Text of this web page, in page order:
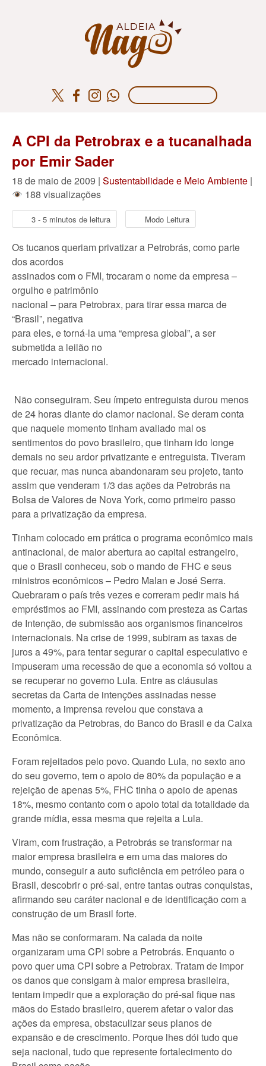
A CPI da Petrobrax e a tucanalhada
por Emir Sader
18 de maio de 2009 | Sustentabilidade e Meio Ambiente |
188 visualizações
3 - 5 minutos de leitura Modo Leitura
Os tucanos queriam privatizar a Petrobrás, como parte
dos acordos
assinados com o FMI, trocaram o nome da empresa –
orgulho e patrimônio
nacional – para Petrobrax, para tirar essa marca de
“Brasil”, negativa
para eles, e torná-la uma “empresa global”, a ser
submetida a leilão no
mercado internacional.
Não conseguiram. Seu ímpeto entreguista durou menos
de 24 horas diante do clamor nacional. Se deram conta
que naquele momento tinham avaliado mal os
sentimentos do povo brasileiro, que tinham ido longe
demais no seu ardor privatizante e entreguista. Tiveram
que recuar, mas nunca abandonaram seu projeto, tanto
assim que venderam 1/3 das ações da Petrobrás na
Bolsa de Valores de Nova York, como primeiro passo
para a privatização da empresa.
Tinham colocado em prática o programa econômico mais
antinacional, de maior abertura ao capital estrangeiro,
que o Brasil conheceu, sob o mando de FHC e seus
ministros econômicos – Pedro Malan e José Serra.
Quebraram o país três vezes e correram pedir mais há
empréstimos ao FMI, assinando com presteza as Cartas
de Intenção, de submissão aos organismos financeiros
internacionais. Na crise de 1999, subiram as taxas de
juros a 49%, para tentar segurar o capital especulativo e
impuseram uma recessão de que a economia só voltou a
se recuperar no governo Lula. Entre as cláusulas
secretas da Carta de intenções assinadas nesse
momento, a imprensa revelou que constava a
privatização da Petrobras, do Banco do Brasil e da Caixa
Econômica.
Foram rejeitados pelo povo. Quando Lula, no sexto ano
do seu governo, tem o apoio de 80% da população e a
rejeição de apenas 5%, FHC tinha o apoio de apenas
18%, mesmo contanto com o apoio total da totalidade da
grande mídia, essa mesma que rejeita a Lula.
Viram, com frustração, a Petrobrás se transformar na
maior empresa brasileira e em uma das maiores do
mundo, conseguir a auto suficiência em petróleo para o
Brasil, descobrir o pré-sal, entre tantas outras conquistas,
afirmando seu caráter nacional e de identificação com a
construção de um Brasil forte.
Mas não se conformaram. Na calada da noite
organizaram uma CPI sobre a Petrobrás. Enquanto o
povo quer uma CPI sobre a Petrobrax. Tratam de impor
os danos que consigam à maior empresa brasileira,
tentam impedir que a exploração do pré-sal fique nas
mãos do Estado brasileiro, querem afetar o valor das
ações da empresa, obstaculizar seus planos de
expansão e de crescimento. Porque lhes dói tudo que
seja nacional, tudo que represente fortalecimento do